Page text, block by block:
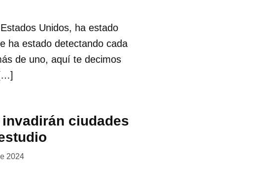
Unidos, ha estado
ha estado detectando cada
de uno, aquí te decimos
ciudades
2024